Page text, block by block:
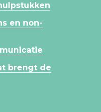
en non-
brengt de